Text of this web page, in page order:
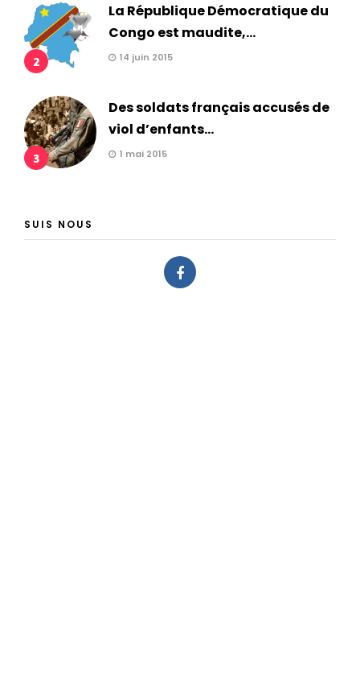
2
La République Démocratique du
Congo est maudite,...
14 juin 2015
3
Des soldats français accusés de
viol d’enfants...
1 mai 2015
SUIS NOUS